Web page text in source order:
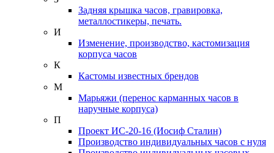
Задняя крышка часов, гравировка,
металлостикеры, печать.
И
Изменение, производство, кастомизация
корпуса часов
К
Кастомы известных брендов
М
Марьяжи (перенос карманных часов в
наручные корпуса)
П
Проект ИС-20-16 (Иосиф Сталин)
Производство индивидуальных часов с нуля